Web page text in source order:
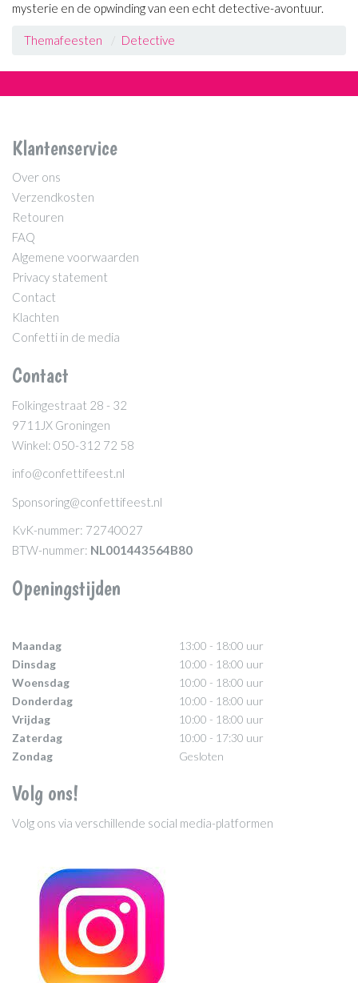
mysterie en de opwinding van een echt detective-avontuur.
Themafeesten Detective
Klantenservice
Over ons
Verzendkosten
Retouren
FAQ
Algemene voorwaarden
Privacy statement
Contact
Klachten
Confetti in de media
Contact
Folkingestraat 28 - 32
9711JX Groningen
Winkel: 050-312 72 58
info@confettifeest.nl
Sponsoring@confettifeest.nl
KvK-nummer: 72740027
BTW-nummer: NL001443564B80
Openingstijden
Maandag
13:00 - 18:00 uur
Dinsdag
10:00 - 18:00 uur
Woensdag
10:00 - 18:00 uur
Donderdag
10:00 - 18:00 uur
Vrijdag
10:00 - 18:00 uur
Zaterdag
10:00 - 17:30 uur
Zondag
Gesloten
Volg ons!
Volg ons via verschillende social media-platformen